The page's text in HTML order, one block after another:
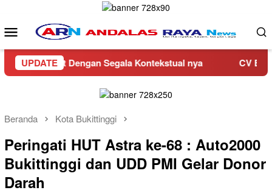
konten
Menu
Mobile
UPDATE
Barat Dengan Segala Kontekstual nya CV
Beranda Kota Bukittinggi
Peringati HUT Astra ke-68 : Auto2000
Bukittinggi dan UDD PMI Gelar Donor
Darah